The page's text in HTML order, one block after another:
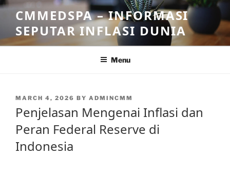
Skip
content
CMMEDSPA – INFORMASI
SEPUTAR INFLASI DUNIA
Menu
POSTED
MARCH 4, 2026 BY ADMINCMM
Penjelasan Mengenai Inflasi dan
Peran Federal Reserve di
Indonesia